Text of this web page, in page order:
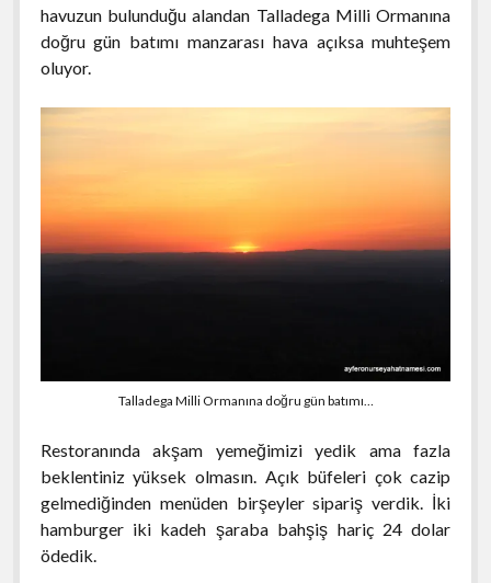
havuzun bulunduğu alandan Talladega Milli Ormanına
doğru gün batımı manzarası hava açıksa muhteşem
oluyor.
Talladega Milli Ormanına doğru gün batımı…
Restoranında akşam yemeğimizi yedik ama fazla
beklentiniz yüksek olmasın. Açık büfeleri çok cazip
gelmediğinden menüden birşeyler sipariş verdik. İki
hamburger iki kadeh şaraba bahşiş hariç 24 dolar
ödedik.